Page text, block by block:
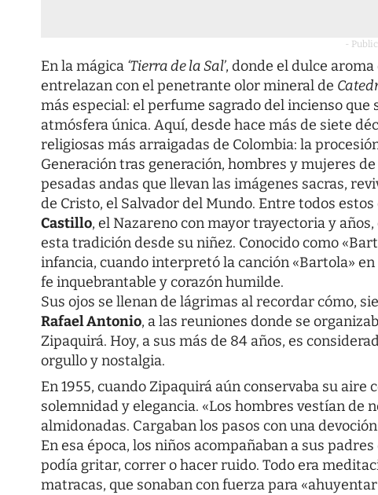
-
En la mágica ‘Tierra de la Sal’, donde el dulce
entrelazan con el penetrante olor mineral de
más especial: el perfume sagrado del incienso
atmósfera única. Aquí, desde hace más de siete
religiosas más arraigadas de Colombia: la
Generación tras generación, hombres y mujeres
pesadas andas que llevan las imágenes sacras,
de Cristo, el Salvador del Mundo. Entre todos
Castillo, el Nazareno con mayor trayectoria y
esta tradición desde su niñez. Conocido como
infancia, cuando interpretó la canción «Bartola» en
fe inquebrantable y corazón humilde.
Sus ojos se llenan de lágrimas al recordar cómo,
Rafael Antonio, a las reuniones donde se
Zipaquirá. Hoy, a sus más de 84 años, es
orgullo y nostalgia.
En 1955, cuando Zipaquirá aún conservaba su
solemnidad y elegancia. «Los hombres vestían de
almidonadas. Cargaban los pasos con una
En esa época, los niños acompañaban a sus
podía gritar, correr o hacer ruido. Todo era
matracas, que sonaban con fuerza para